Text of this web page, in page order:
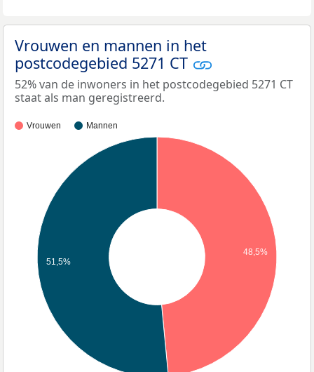
Vrouwen en mannen in het
postcodegebied 5271 CT
52% van de inwoners in het postcodegebied 5271 CT
staat als man geregistreerd.
Vrouwen Mannen
48,5%
51,5%